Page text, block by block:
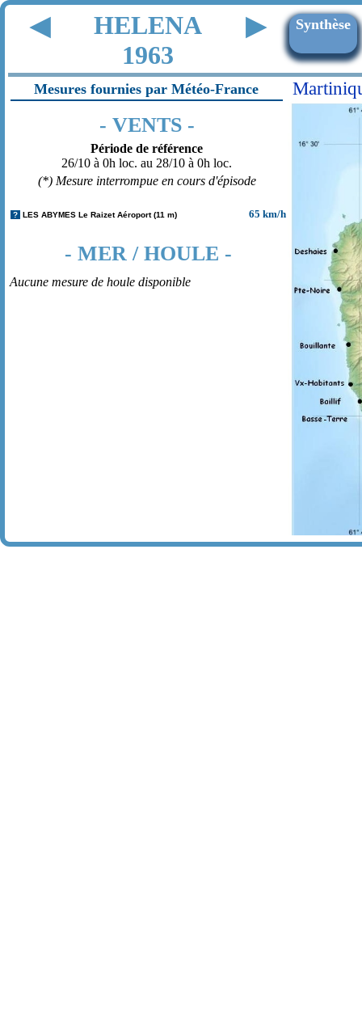
◀
HELENA
1963
▶ Synthèse
Mesures fournies par Météo-France
- VENTS -
Période de référence
26/10 à 0h loc. au 28/10 à 0h loc.
(*) Mesure interrompue en cours d'épisode
? LES ABYMES Le Raizet Aéroport (11 m) 65 km/h
- MER / HOULE -
Aucune mesure de houle disponible